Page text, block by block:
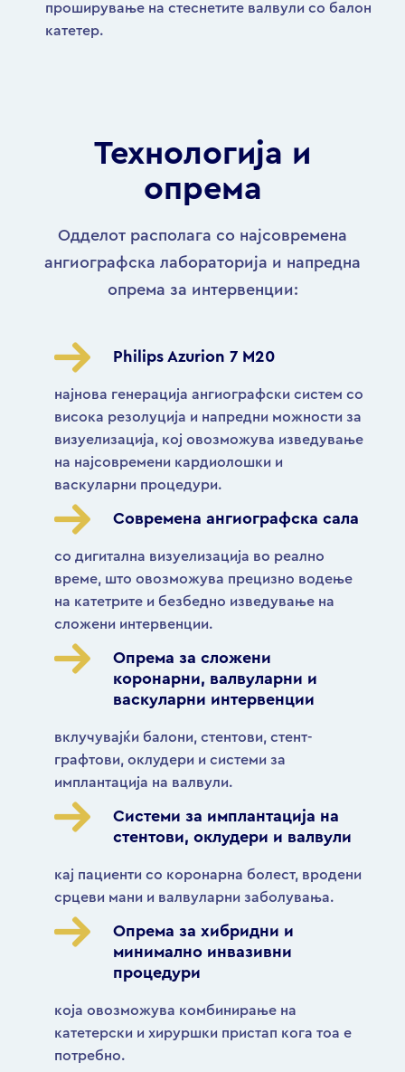
проширување на стеснетите валвули со балон
катетер.
Технологија и
опрема
Одделот располага со најсовремена
ангиографска лабораторија и напредна
опрема за интервенции:
Philips Azurion 7 M20
најнова генерација ангиографски систем со
висока резолуција и напредни можности за
визуелизација, кој овозможува изведување
на најсовремени кардиолошки и
васкуларни процедури.
Современа ангиографска сала
со дигитална визуелизација во реално
време, што овозможува прецизно водење
на катетрите и безбедно изведување на
сложени интервенции.
Опрема за сложени
коронарни, валвуларни и
васкуларни интервенции
вклучувајќи балони, стентови, стент-
графтови, оклудери и системи за
имплантација на валвули.
Системи за имплантација на
стентови, оклудери и валвули
кај пациенти со коронарна болест, вродени
срцеви мани и валвуларни заболувања.
Опрема за хибридни и
минимално инвазивни
процедури
која овозможува комбинирање на
катетерски и хируршки пристап кога тоа е
потребно.